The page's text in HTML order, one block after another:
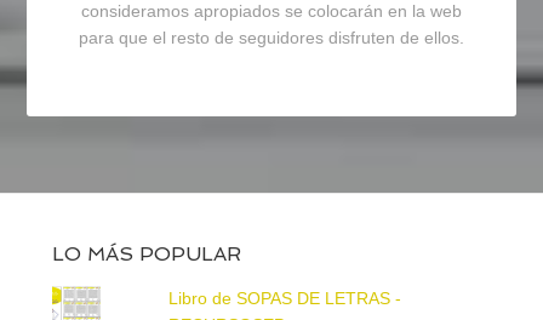
consideramos apropiados se colocarán en la web
para que el resto de seguidores disfruten de ellos.
LO MÁS POPULAR
Libro de SOPAS DE LETRAS -